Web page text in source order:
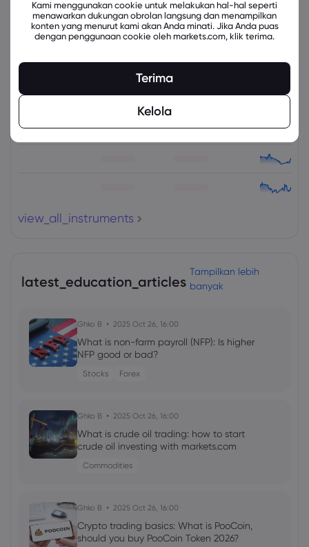
view_all_instruments
latest_education_articles
Tampilkan lebih
banyak
Ghko B 2025 Oct 26, 16:00
What is non-farm payroll (NFP): Is higher
NFP good or bad?
Stocks Forex
Ghko B 2025 Oct 26, 16:00
What is crude oil trading: how to start
crude oil investing with markets.com
Commodities
Ghko B 2025 Oct 26, 16:00
Crypto trading basics: What is PooCoin,
should you buy PooCoin Token 2026?
Kami menggunakan cookie untuk melakukan hal-hal seperti
menawarkan dukungan obrolan langsung dan menampilkan
konten yang menurut kami akan Anda minati. Jika Anda puas
dengan penggunaan cookie oleh markets.com, klik terima.
Terima
Kelola